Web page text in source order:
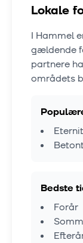
Lokale
I Hammel
gældende
partnere
områdets
Eternit
Bedste
Forår